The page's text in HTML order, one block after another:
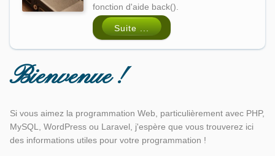
fonction d'aide back().
Suite ...
Bienvenue !
Si vous aimez la programmation Web, particulièrement avec PHP,
MySQL, WordPress ou Laravel, j'espère que vous trouverez ici
des informations utiles pour votre programmation !